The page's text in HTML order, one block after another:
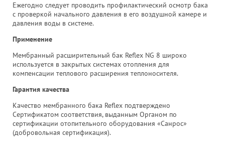
Ежегодно следует проводить профилактический осмотр бака
с проверкой начального давления в его воздушной камере и
давления воды в системе.
Применение
Мембранный расширительный бак Reflex NG 8 широко
используется в закрытых системах отопления для
компенсации теплового расширения теплоносителя.
Гарантия качества
Качество мембранного бака Reflex подтверждено
Сертификатом соответствия, выданным Органом по
сертификации отопительного оборудования «Санрос»
(добровольная сертификация).